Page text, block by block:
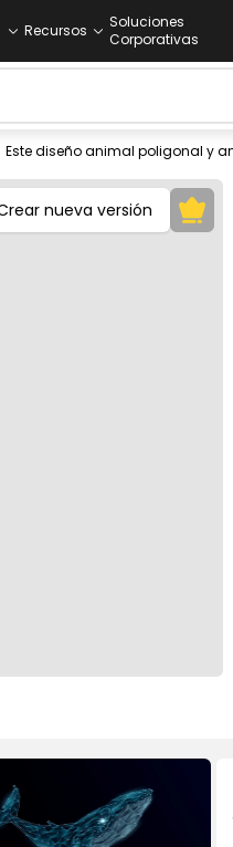
Recursos
Soluciones
Corporativas
línea geométrico tiburón
nueva versión